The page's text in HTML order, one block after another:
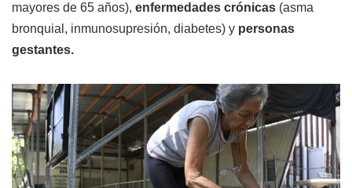
mayores de 65 años), enfermedades crónicas (asma
bronquial, inmunosupresión, diabetes) y personas
gestantes.